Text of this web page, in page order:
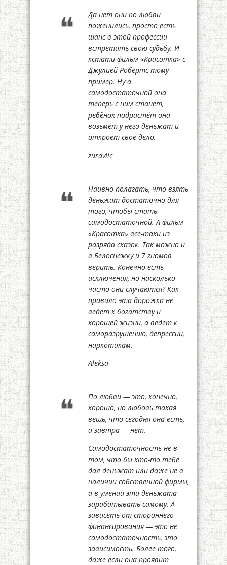
Да нет они по любви
поженились, просто есть
шанс в этой профессии
встретить свою судьбу. И
кстати фильм «Красотка» с
Джулией Робертс тому
пример. Ну а
самодостаточной она
теперь с ним станет,
ребёнок подрастёт она
возьмёт у него деньжат и
откроет свое дело.
zuravlic
Наивно полагать, что взять
деньжат достаточно для
того, чтобы стать
самодостаточной. А фильм
«Красотка» все-таки из
разряда сказок. Так можно и
в Белоснежку и 7 гномов
верить. Конечно есть
исключения, но насколько
часто они случаются? Как
правило эта дорожка не
ведет к богатству и
хорошей жизни, а ведет к
саморазрушению, депрессии,
наркотикам.
Aleksa
По любви — это, конечно,
хорошо, но любовь такая
вещь, что сегодня она есть,
а завтра — нет.
Самодостаточность не в
том, что бы кто-то тебе
дал деньжат или даже не в
наличии собственной фирмы,
а в умении эти деньжата
зарабатывать самому. А
зависеть от стороннего
финансирования — это не
самодостаточность, это
зависимость. Более того,
даже если она проявит